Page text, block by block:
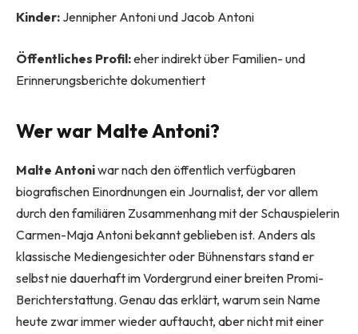
Kinder: Jennipher Antoni und Jacob Antoni
Öffentliches Profil:eher indirekt über Familien- und
Erinnerungsberichte dokumentiert
Wer war Malte Antoni?
Malte Antoniwar nach den öffentlich verfügbaren
biografischen Einordnungen ein Journalist, der vor allem
durch den familiären Zusammenhang mit der Schauspielerin
Carmen-Maja Antoni bekannt geblieben ist. Anders als
klassische Mediengesichter oder Bühnenstars stand er
selbst nie dauerhaft im Vordergrund einer breiten Promi-
Berichterstattung. Genau das erklärt, warum sein Name
heute zwar immer wieder auftaucht, aber nicht mit einer